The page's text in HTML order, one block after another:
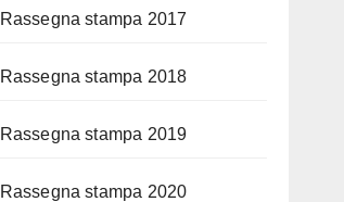
Rassegna stampa 2017
Rassegna stampa 2018
Rassegna stampa 2019
Rassegna stampa 2020